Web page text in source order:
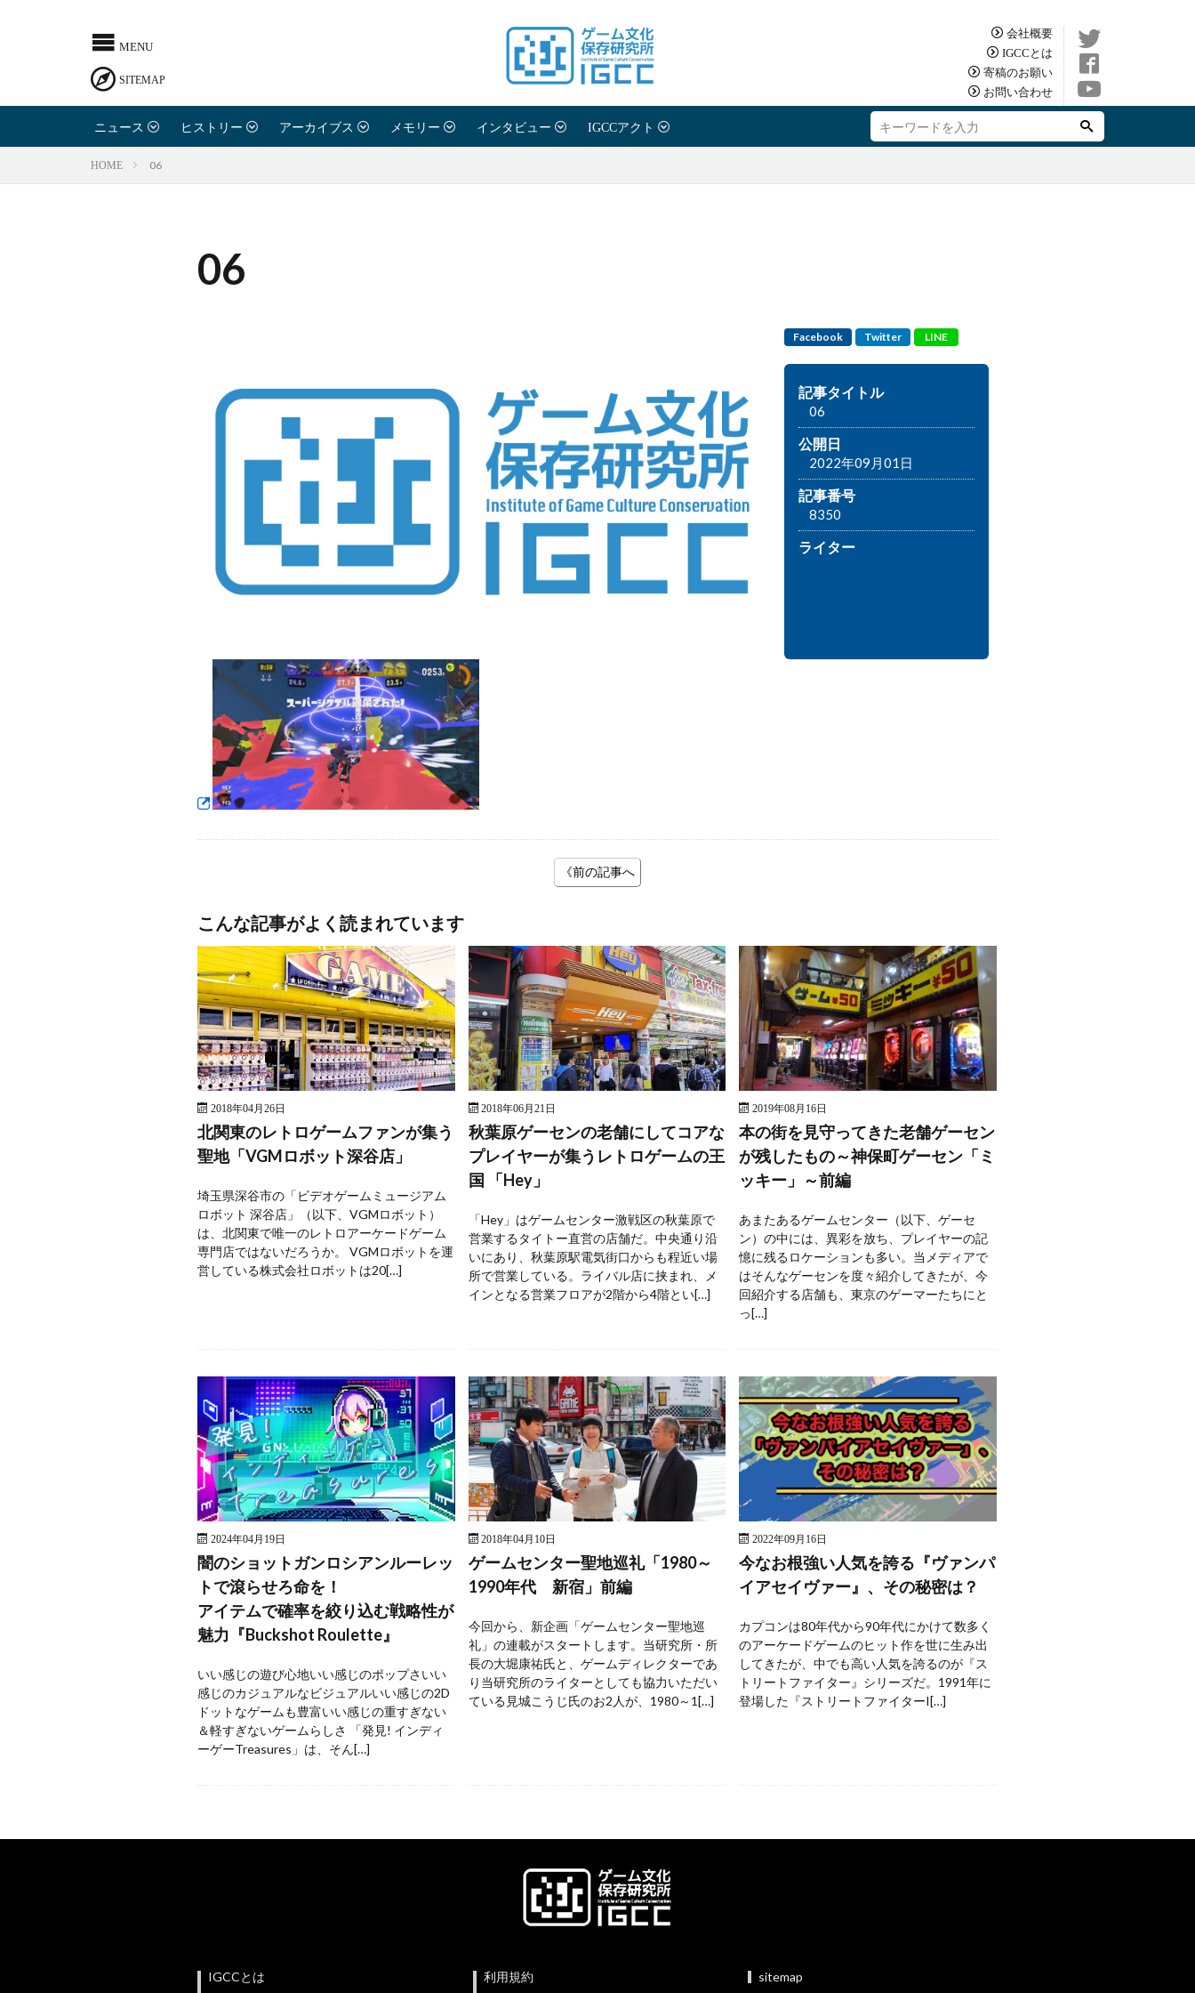
会社概要
IGCCとは
寄稿のお願い
お問い合わせ
ニュース ヒストリー アーカイブス メモリー インタビュー IGCCアクト
HOME 06
06
Facebook Twitter LINE
記事タイトル
06
公開日
2022年09月01日
記事番号
8350
ライター
《前の記事へ
こんな記事がよく読まれています
2018年04月26日
北関東のレトロゲームファンが集う
聖地「VGMロボット深谷店」
埼玉県深谷市の「ビデオゲームミュージアム
ロボット 深谷店」（以下、VGMロボット）
は、北関東で唯一のレトロアーケードゲーム
専門店ではないだろうか。 VGMロボットを運
営している株式会社ロボットは20[…]
2018年06月21日
秋葉原ゲーセンの老舗にしてコアな
プレイヤーが集うレトロゲームの王
国 「Hey」
「Hey」はゲームセンター激戦区の秋葉原で
営業するタイトー直営の店舗だ。中央通り沿
いにあり、秋葉原駅電気街口からも程近い場
所で営業している。ライバル店に挟まれ、メ
インとなる営業フロアが2階から4階とい[…]
2019年08月16日
本の街を見守ってきた老舗ゲーセン
が残したもの～神保町ゲーセン「ミ
ッキー」～前編
あまたあるゲームセンター（以下、ゲーセ
ン）の中には、異彩を放ち、プレイヤーの記
憶に残るロケーションも多い。当メディアで
はそんなゲーセンを度々紹介してきたが、今
回紹介する店舗も、東京のゲーマーたちにと
っ[…]
2024年04月19日
闇のショットガンロシアンルーレッ
トで滾らせろ命を！
アイテムで確率を絞り込む戦略性が
魅力『Buckshot Roulette』
いい感じの遊び心地いい感じのポップさいい
感じのカジュアルなビジュアルいい感じの2D
ドットなゲームも豊富いい感じの重すぎない
＆軽すぎないゲームらしさ 「発見! インディ
ーゲーTreasures」は、そん[…]
2018年04月10日
ゲームセンター聖地巡礼「1980～
1990年代 新宿」前編
今回から、新企画「ゲームセンター聖地巡
礼」の連載がスタートします。当研究所・所
長の大堀康祐氏と、ゲームディレクターであ
り当研究所のライターとしても協力いただい
ている見城こうじ氏のお2人が、1980～1[…]
2022年09月16日
今なお根強い人気を誇る『ヴァンパ
イアセイヴァー』、その秘密は？
カプコンは80年代から90年代にかけて数多く
のアーケードゲームのヒット作を世に生み出
してきたが、中でも高い人気を誇るのが『ス
トリートファイター』シリーズだ。1991年に
登場した『ストリートファイターI[…]
IGCCとは
利用規約
sitemap